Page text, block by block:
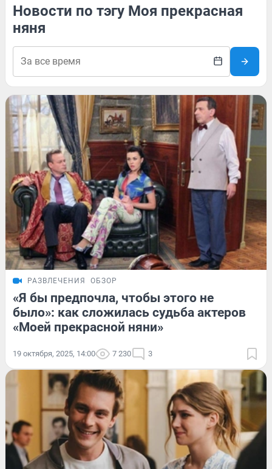
Новости по тэгу Моя прекрасная
няня
РАЗВЛЕЧЕНИЯ ОБЗОР
«Я бы предпочла, чтобы этого не
было»: как сложилась судьба актеров
«Моей прекрасной няни»
19 октября, 2025, 14:00 7 230 3